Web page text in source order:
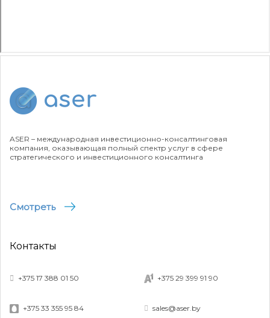
ASER – международная инвестиционно-консалтинговая
компания, оказывающая полный спектр услуг в сфере
стратегического и инвестиционного консалтинга
Смотреть
Контакты
+375 17 388 01 50 +375 29 399 91 90
+375 33 355 95 84 sales@aser.by